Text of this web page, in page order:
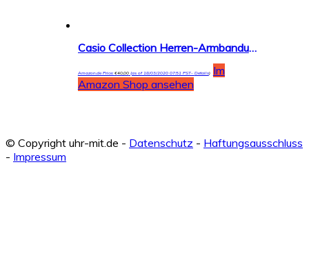
Casio Collection Herren-Armbanduhr MRW-400H
Amazon.de Price:€40,00(as of 18/03/2020 07:51 PST- Details)
Im
Amazon Shop ansehen
© Copyright uhr-mit.de - Datenschutz - Haftungsausschluss
- Impressum